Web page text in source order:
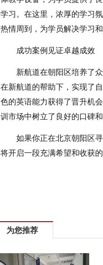
学习。在这里，浓厚的学习
热情周到，为学员解决学习
成功案例见证卓越成效
新航道在朝阳区培养了
在新航道的帮助下，实现了
色的英语能力获得了晋升机
训市场中树立了良好的口碑和
如果你正在北京朝阳区
将开启一段充满希望和收获
为您推荐